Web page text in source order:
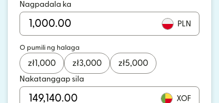
Nagpadala ka
PLN
O pumili ng halaga
zł1,000 zł3,000 zł5,000
Nakatanggap sila
XOF